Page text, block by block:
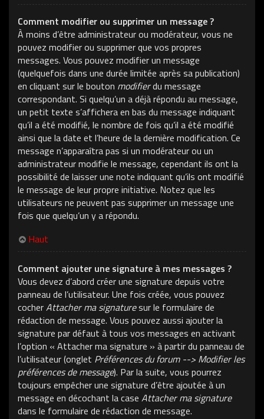
Comment modifier ou supprimer un message ?
À moins d’être administrateur ou modérateur, vous ne
pouvez modifier ou supprimer que vos propres
messages. Vous pouvez modifier un message
(quelquefois dans une durée limitée après sa publication)
en cliquant sur le bouton modifierdu message
correspondant. Si quelqu’un a déjà répondu au message,
un petit texte s’affichera en bas du message indiquant
qu’il a été modifié, le nombre de fois qu’il a été modifié
ainsi que la date et l’heure de la dernière modification. Ce
message n’apparaîtra pas si un modérateur ou un
administrateur modifie le message, cependant ils ont la
possibilité de laisser une note indiquant qu’ils ont modifié
le message de leur propre initiative. Notez que les
utilisateurs ne peuvent pas supprimer un message une
fois que quelqu’un y a répondu.
Haut
Comment ajouter une signature à mes messages ?
Vous devez d’abord créer une signature depuis votre
panneau de l’utilisateur. Une fois créée, vous pouvez
cocherAttacher ma signaturesur le formulaire de
rédaction de message. Vous pouvez aussi ajouter la
signature par défaut à tous vos messages en activant
l’option « Attacher ma signature » à partir du panneau de
l’utilisateur (onglet Préférences du forum --> Modifier les
préférences de message). Par la suite, vous pourrez
toujours empêcher une signature d’être ajoutée à un
message en décochant la case Attacher ma signature
dans le formulaire de rédaction de message.